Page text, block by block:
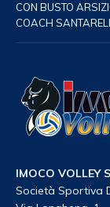
CON BUSTO
COACH
IMOCO VOLLEY
Società Sportiva